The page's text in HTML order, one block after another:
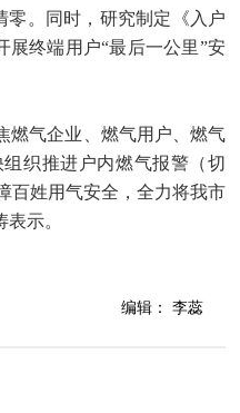
零。同时，研究制定《入户
终端用户“最后一公里”安
燃气企业、燃气用户、燃气
织推进户内燃气报警（切
百姓用气安全，全力将我市
示。
编辑： 李蕊